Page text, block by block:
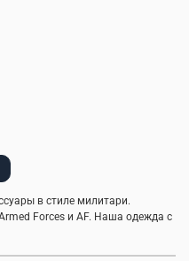
в стиле милитари.
Forces и AF. Наша одежда с